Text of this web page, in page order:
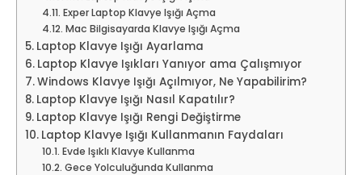
Exper Laptop Klavye Işığı Açma
Mac Bilgisayarda Klavye Işığı Açma
Laptop Klavye Işığı Ayarlama
Laptop Klavye Işıkları Yanıyor ama Çalışmıyor
Windows Klavye Işığı Açılmıyor, Ne Yapabilirim?
Laptop Klavye Işığı Nasıl Kapatılır?
Laptop Klavye Işığı Rengi Değiştirme
Laptop Klavye Işığı Kullanmanın Faydaları
Evde Işıklı Klavye Kullanma
Gece Yolculuğunda Kullanma